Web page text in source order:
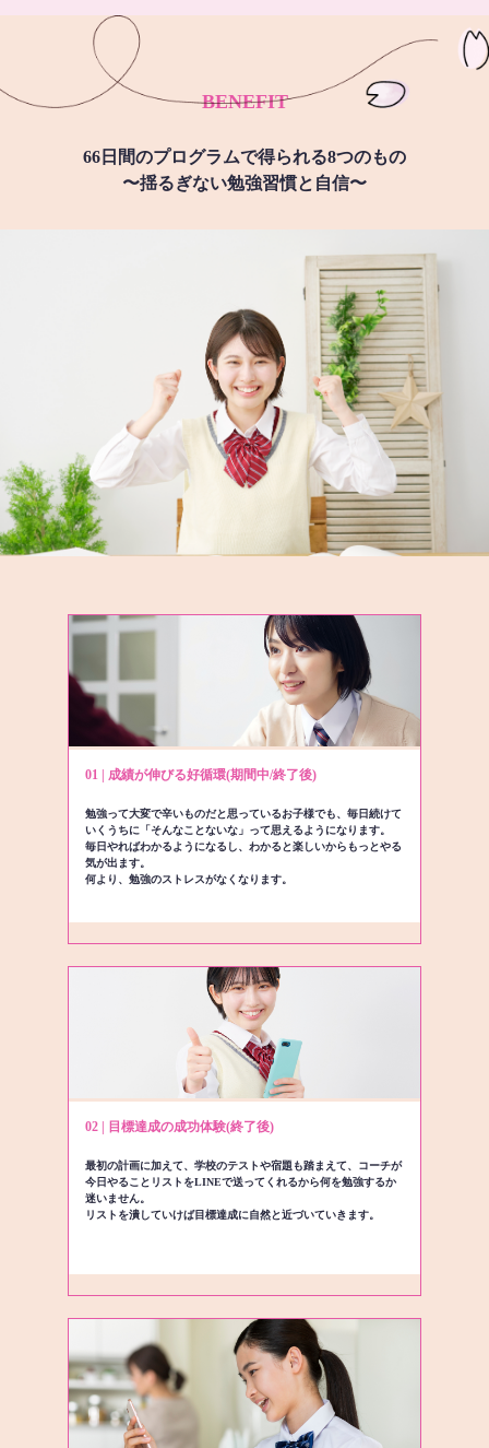
BENEFIT
66日間のプログラムで得られる8つのもの
〜揺るぎない勉強習慣と自信〜
01 | 成績が伸びる好循環(期間中/終了後)
勉強って大変で辛いものだと思っているお子様でも、毎日続けて
いくうちに「そんなことないな」って思えるようになります。
毎日やればわかるようになるし、わかると楽しいからもっとやる
気が出ます。
何より、勉強のストレスがなくなります。
02 | 目標達成の成功体験(終了後)
最初の計画に加えて、学校のテストや宿題も踏まえて、コーチが
今日やることリストをLINEで送ってくれるから何を勉強するか
迷いません。
リストを潰していけば目標達成に自然と近づいていきます。